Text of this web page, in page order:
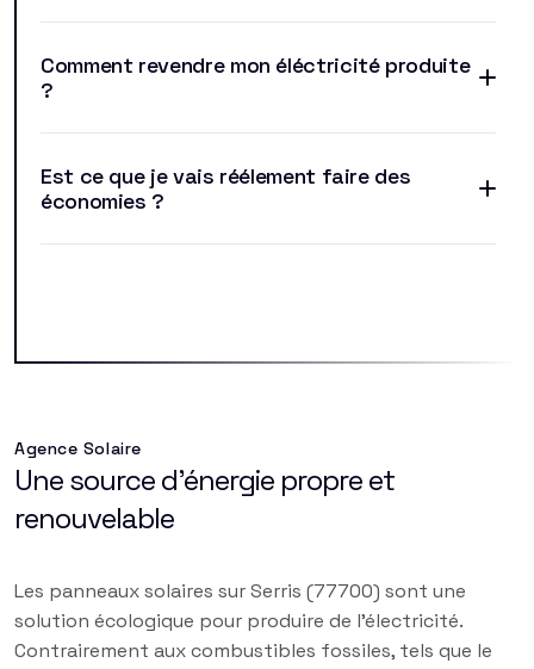
Comment revendre mon éléctricité produite
?
Est ce que je vais réélement faire des
économies ?
Agence Solaire
Une source d'énergie propre et
renouvelable
Les panneaux solaires sur Serris (77700) sont une
solution écologique pour produire de l'électricité.
Contrairement aux combustibles fossiles, tels que le